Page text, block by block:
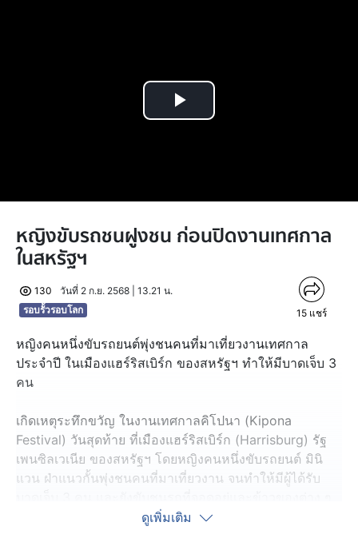
Play
หญิงขับรถชนฝูงชน ก่อนปิดงานเทศกาล
ในสหรัฐฯ
130
วันที่ 2 ก.ย. 2568 | 13.21 น.
รอบรั้วรอบโลก
15 แชร์
หญิงคนหนึ่งขับรถยนต์พุ่งชนคนที่มาเที่ยวงานเทศกาล
ประจำปี ในเมืองแฮร์ริสเบิร์ก ของสหรัฐฯ ทำให้มีบาดเจ็บ 3
คน
เกิดเหตุระทึกขวัญ ในงานเทศกาลคิโปนา (Kipona
Festival) วันสุดท้าย ที่เมืองแฮร์ริสเบิร์ก (Harrisburg) รัฐ
เพนซิลเวเนีย ของสหรัฐฯ โดยหญิงคนหนึ่งขับรถยนต์ มินิ
แวน ฝ่าแนวกั้นพุ่งชนคนที่มาเที่ยวงาน จนทำให้มีผู้ได้รับ
ต่อไปอีกราว 6 ช่วงตึก ก่อนไปต่อไม่ได้ และถูกตำรวจ
ดูเพิ่มเติม